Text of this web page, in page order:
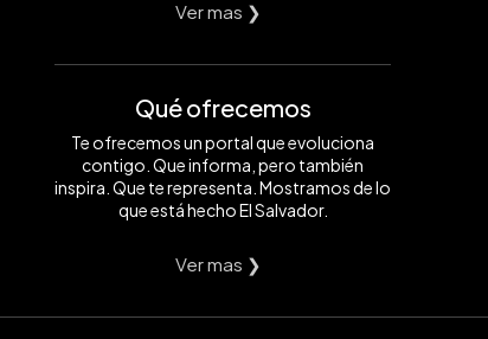
Ver mas ❯
Qué ofrecemos
Te ofrecemos un portal que evoluciona
contigo. Que informa, pero también
inspira. Que te representa. Mostramos de lo
que está hecho El Salvador.
Ver mas ❯